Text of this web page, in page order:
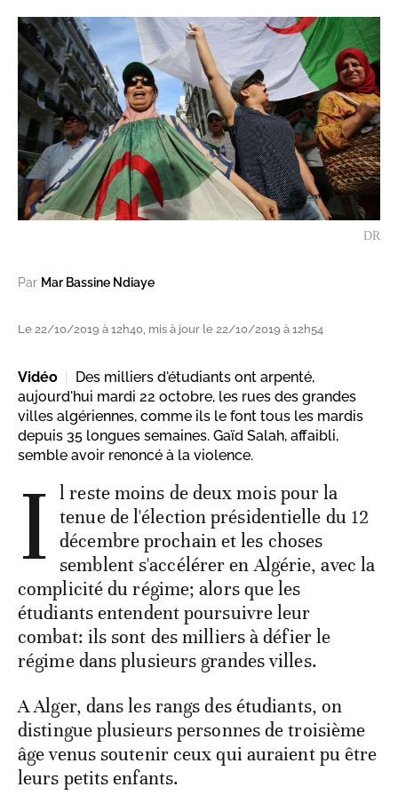
DR
Par Mar Bassine Ndiaye
Le 22/10/2019 à 12h40, mis à jour le 22/10/2019 à 12h54
Vidéo
Des milliers d'étudiants ont arpenté,
aujourd'hui mardi 22 octobre, les rues des grandes
villes algériennes, comme ils le font tous les mardis
depuis 35 longues semaines. Gaïd Salah, affaibli,
semble avoir renoncé à la violence.
I l reste moins de deux mois pour la
tenue de l'élection présidentielle du 12
décembre prochain et les choses
semblent s'accélérer en Algérie, avec la
complicité du régime; alors que les
étudiants entendent poursuivre leur
combat: ils sont des milliers à défier le
régime dans plusieurs grandes villes.
A Alger, dans les rangs des étudiants, on
distingue plusieurs personnes de troisième
âge venus soutenir ceux qui auraient pu être
leurs petits enfants.